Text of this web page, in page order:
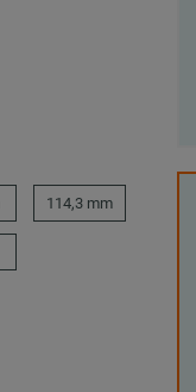
114,3 mm